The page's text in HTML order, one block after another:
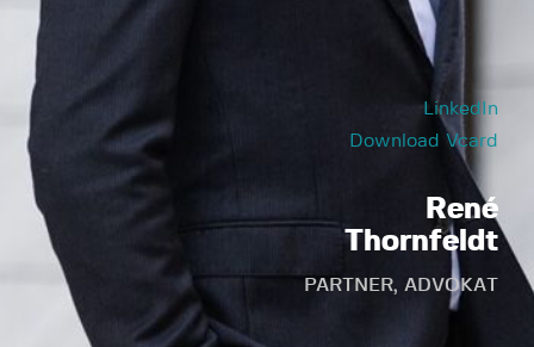
LinkedIn
Download Vcard
René
Thornfeldt
PARTNER, ADVOKAT